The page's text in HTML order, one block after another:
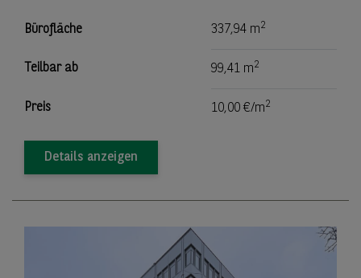
Bürofläche 337,94 m2
Teilbar ab 99,41 m2
Preis 10,00 €/m2
Details anzeigen